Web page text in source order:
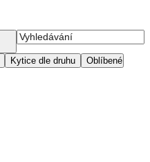
Kytice dle druhu Oblíbené